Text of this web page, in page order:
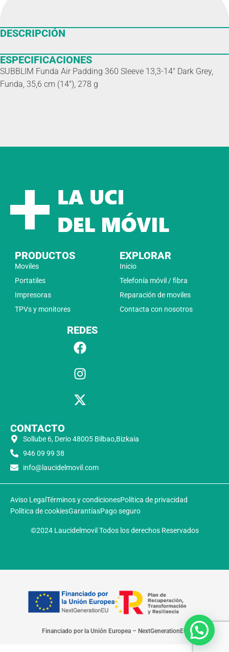
DESCRIPCIÓN
ESPECIFICACIONES
SUBBLIM Funda Air Padding 360 Sleeve 13,3-14″ Dark Grey,
Funda, 35,6 cm (14″), 278 g
PRODUCTOS
Moviles
Portatiles
Impresoras
TPVs y monitores
EXPLORAR
Inicio
Telefonía móvil / fibra
Reparación de moviles
Contacta con nosotros
REDES
CONTACTO
Sollube 6, Derio 48005 Bilbao,Bizkaia
946 09 99 38
info@laucidelmovil.com
Aviso Legal Términos y condicionesPolítica de privacidad
Política de cookiesGarantíasPago seguro
©2024 Laucidelmovil Todos los derechos Reservados
Financiado por la Unión Europea – NextGenerationEU​